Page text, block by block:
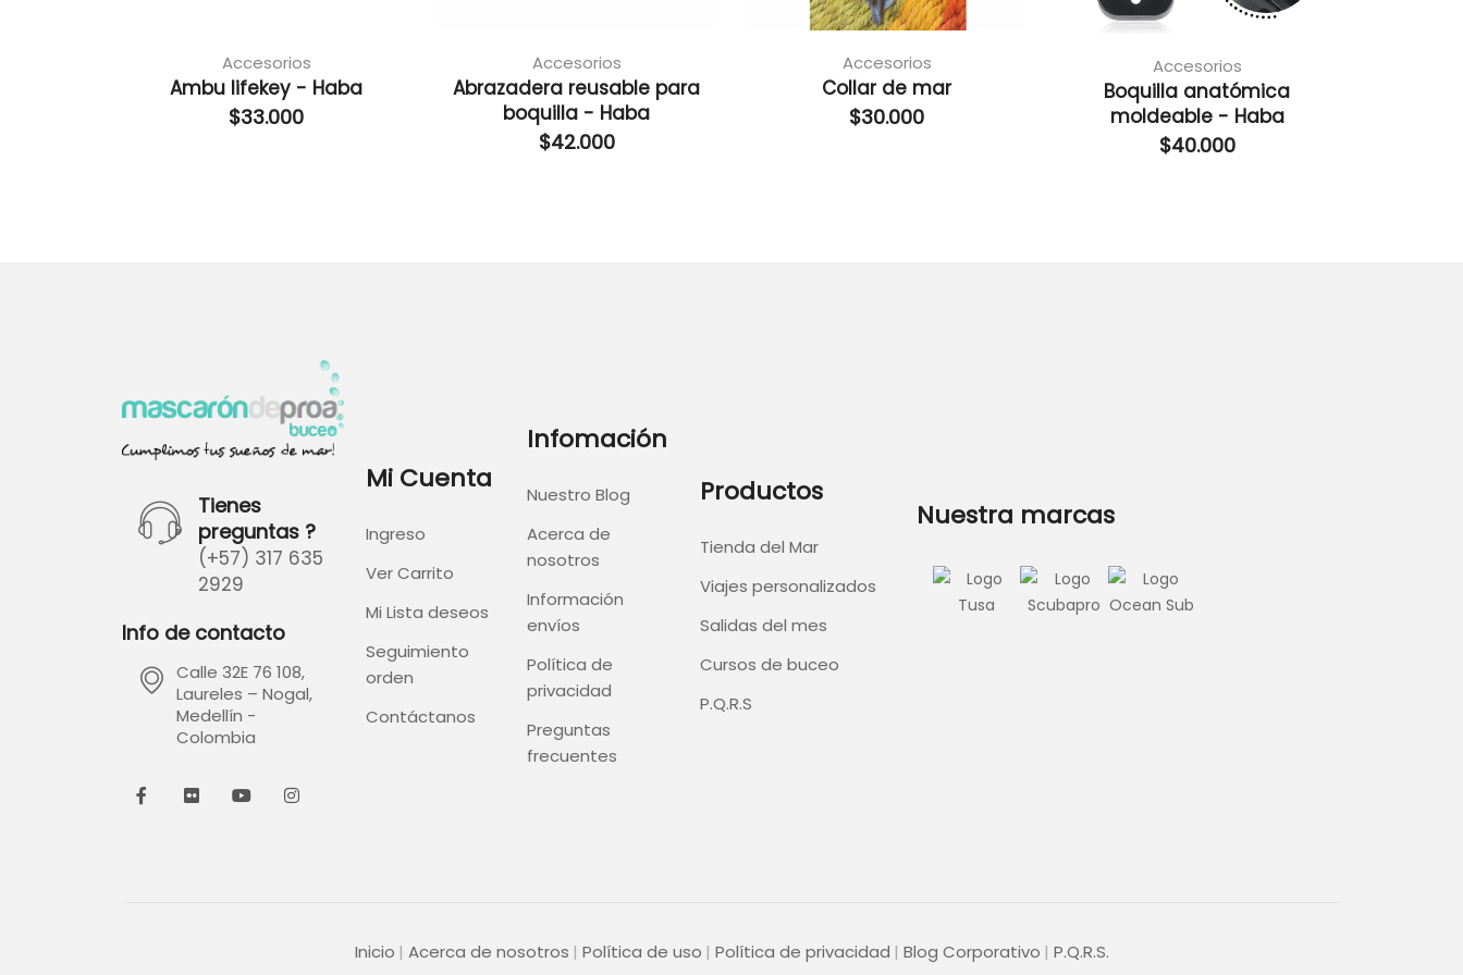
Accesorios
Ambu lifekey - Haba
$33.000
Accesorios
Abrazadera reusable para
boquilla - Haba
$42.000
Accesorios
Collar de mar
$30.000
Accesorios
Boquilla anatómica
moldeable - Haba
$40.000
Tienes
preguntas ?
(+57) 317 635
2929
Info de contacto
Calle 32E 76 108,
Laureles – Nogal,
Medellín -
Colombia
Mi Cuenta
Ingreso
Ver Carrito
Mi Lista deseos
Seguimiento
orden
Contáctanos
Infomación
Nuestro Blog
Acerca de
nosotros
Información
envíos
Política de
privacidad
Preguntas
frecuentes
Productos
Tienda del Mar
Viajes personalizados
Salidas del mes
Cursos de buceo
P.Q.R.S
Nuestra marcas
Inicio Acerca de nosotros Política de uso Política de privacidad Blog Corporativo P.Q.R.S.